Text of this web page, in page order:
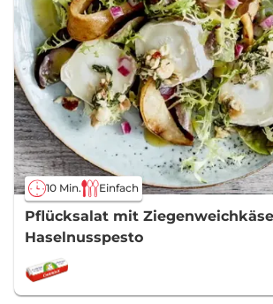
10 Min. Einfach
Pflücksalat mit
Haselnusspesto